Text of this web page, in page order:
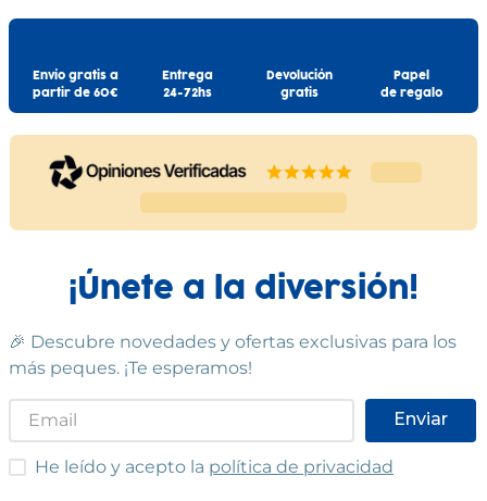
Envío gratis a
partir de 60€
Entrega
24-72hs
Devolución
gratis
Papel
de regalo
¡Únete a la diversión!
🎉 Descubre novedades y ofertas exclusivas para los
más peques. ¡Te esperamos!
Enviar
He leído y acepto las condiciones
He leído y acepto la política de privacidad